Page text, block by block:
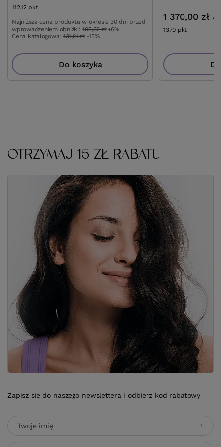
112.12 pktpunktów
Najniższa cena produktu w okresie 30 dni przed
wprowadzeniem obniżki:105,32 zł +6%
Cena katalogowa: 131,91 zł -15%
Do koszyka
1 370,00 zł /
1370 pkt
OTRZYMAJ 15 ZŁ RABATU
Zapisz się do naszego newslettera i odbierz kod rabatowy
Twoje imię